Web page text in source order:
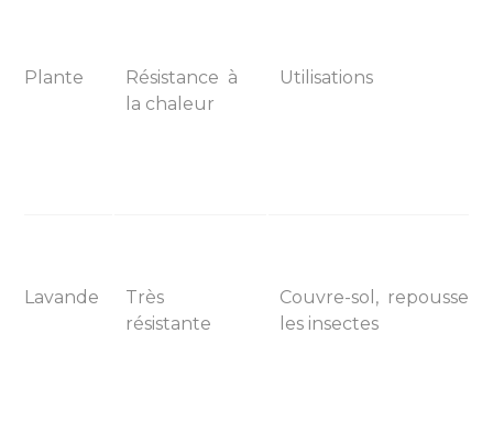
Plante
Résistance à
la chaleur
Utilisations
Lavande
Très
résistante
Couvre-sol, repousse
les insectes